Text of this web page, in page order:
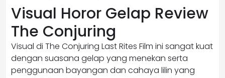
Visual Horor Gelap Review
The Conjuring
Visual di The Conjuring Last Rites Film ini sangat kuat
dengan suasana gelap yang menekan serta
penggunaan bayangan dan cahaya lilin yang